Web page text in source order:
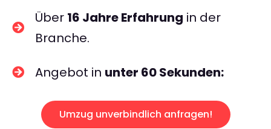
Über 16 Jahre Erfahrung in der
Branche.
Angebot in unter 60 Sekunden:
Umzug unverbindlich anfragen!